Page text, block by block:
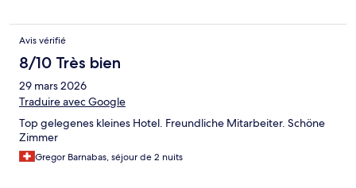
Avis vérifié
8/10 Très bien
29 mars 2026
Traduire avec Google
Top gelegenes kleines Hotel. Freundliche Mitarbeiter. Schöne
Zimmer
Gregor Barnabas, séjour de 2 nuits